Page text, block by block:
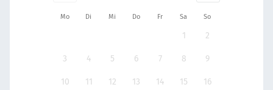
Mo Di Mi Do Fr Sa So
1 2
3 4 5 6 7 8 9
10 11 12 13 14 15 16